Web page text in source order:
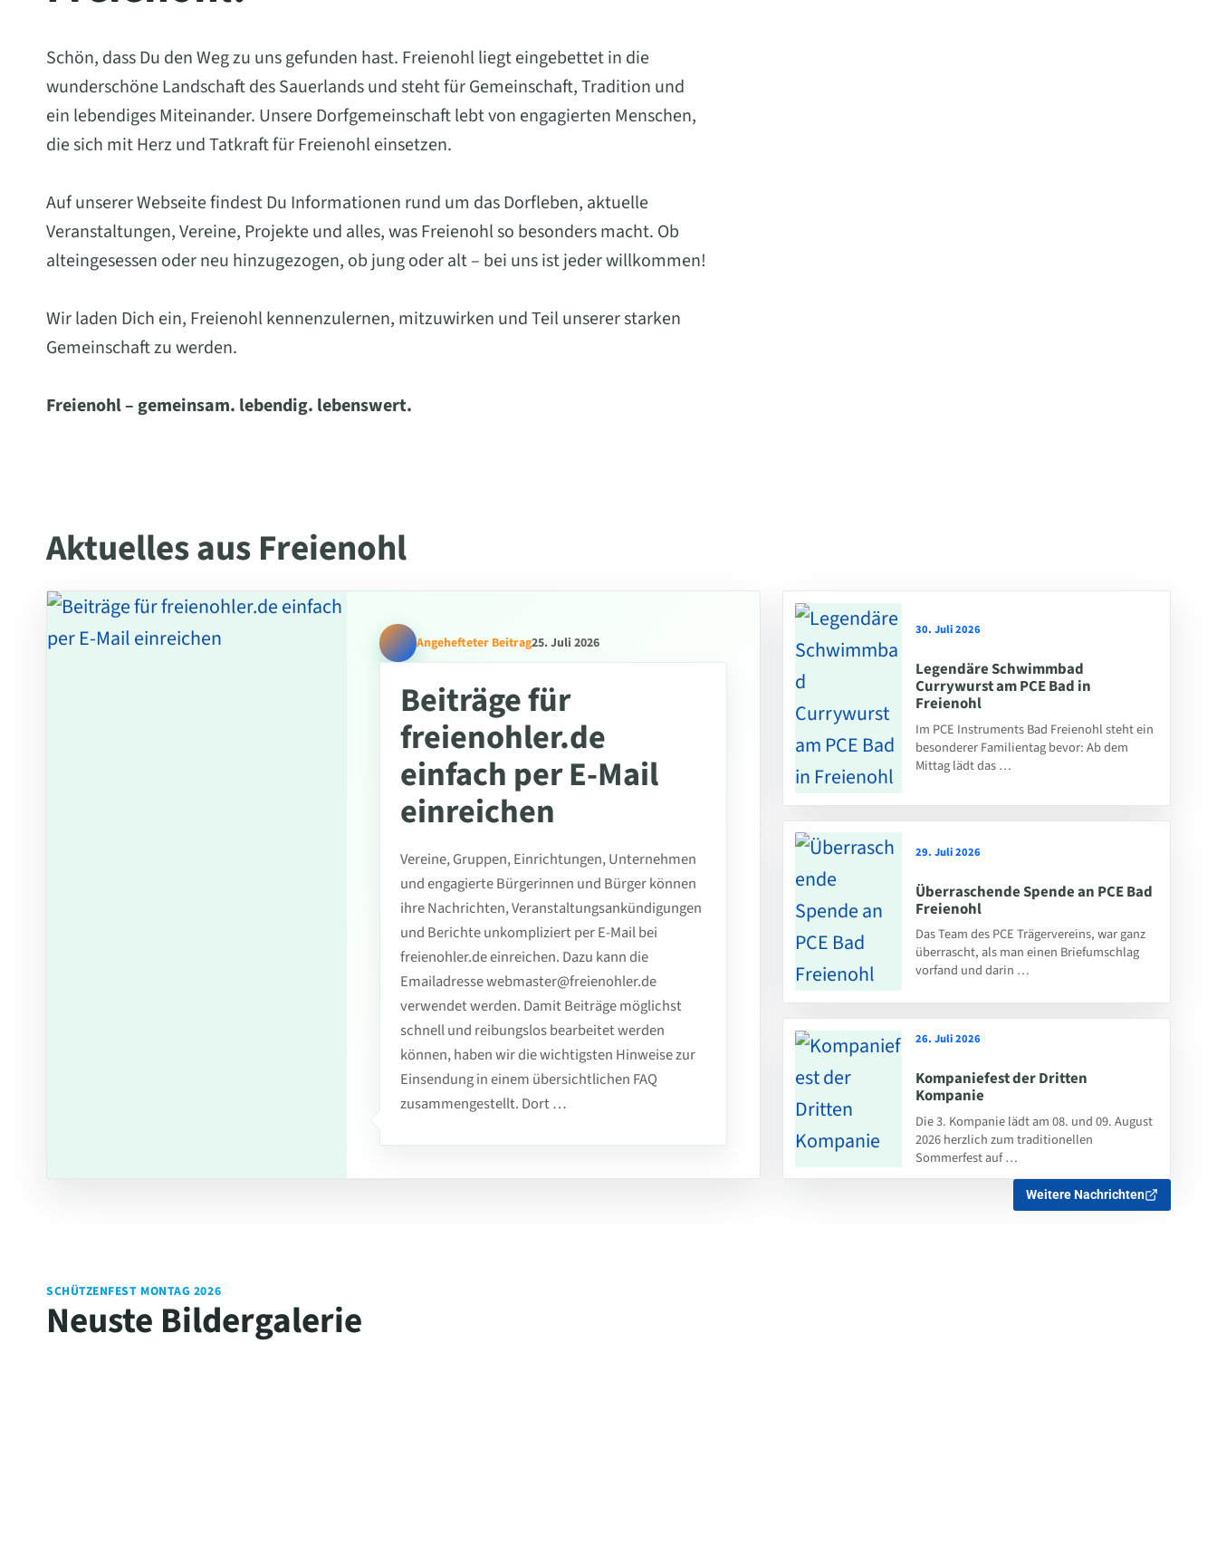
Schön, dass Du den Weg zu uns gefunden hast. Freienohl liegt eingebettet in die
wunderschöne Landschaft des Sauerlands und steht für Gemeinschaft, Tradition und
ein lebendiges Miteinander. Unsere Dorfgemeinschaft lebt von engagierten Menschen,
die sich mit Herz und Tatkraft für Freienohl einsetzen.
Auf unserer Webseite findest Du Informationen rund um das Dorfleben, aktuelle
Veranstaltungen, Vereine, Projekte und alles, was Freienohl so besonders macht. Ob
alteingesessen oder neu hinzugezogen, ob jung oder alt – bei uns ist jeder willkommen!
Wir laden Dich ein, Freienohl kennenzulernen, mitzuwirken und Teil unserer starken
Gemeinschaft zu werden.
Freienohl – gemeinsam. lebendig. lebenswert.
Aktuelles aus Freienohl
Angehefteter Beitrag25. Juli 2026
Beiträge für
freienohler.de
einfach per E-Mail
einreichen
Vereine, Gruppen, Einrichtungen, Unternehmen
und engagierte Bürgerinnen und Bürger können
ihre Nachrichten, Veranstaltungsankündigungen
und Berichte unkompliziert per E-Mail bei
freienohler.de einreichen. Dazu kann die
Emailadresse webmaster@freienohler.de
verwendet werden. Damit Beiträge möglichst
schnell und reibungslos bearbeitet werden
können, haben wir die wichtigsten Hinweise zur
Einsendung in einem übersichtlichen FAQ
zusammengestellt. Dort …
30. Juli 2026
Legendäre Schwimmbad
Currywurst am PCE Bad in
Freienohl
Im PCE Instruments Bad Freienohl steht ein
besonderer Familientag bevor: Ab dem
Mittag lädt das …
29. Juli 2026
Überraschende Spende an PCE Bad
Freienohl
Das Team des PCE Trägervereins, war ganz
überrascht, als man einen Briefumschlag
vorfand und darin …
26. Juli 2026
Kompaniefest der Dritten
Kompanie
Die 3. Kompanie lädt am 08. und 09. August
2026 herzlich zum traditionellen
Sommerfest auf …
Weitere Nachrichten
SCHÜTZENFEST MONTAG 2026
Neuste Bildergalerie